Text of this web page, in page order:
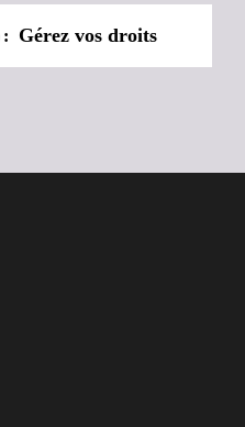
Gérez vos droits